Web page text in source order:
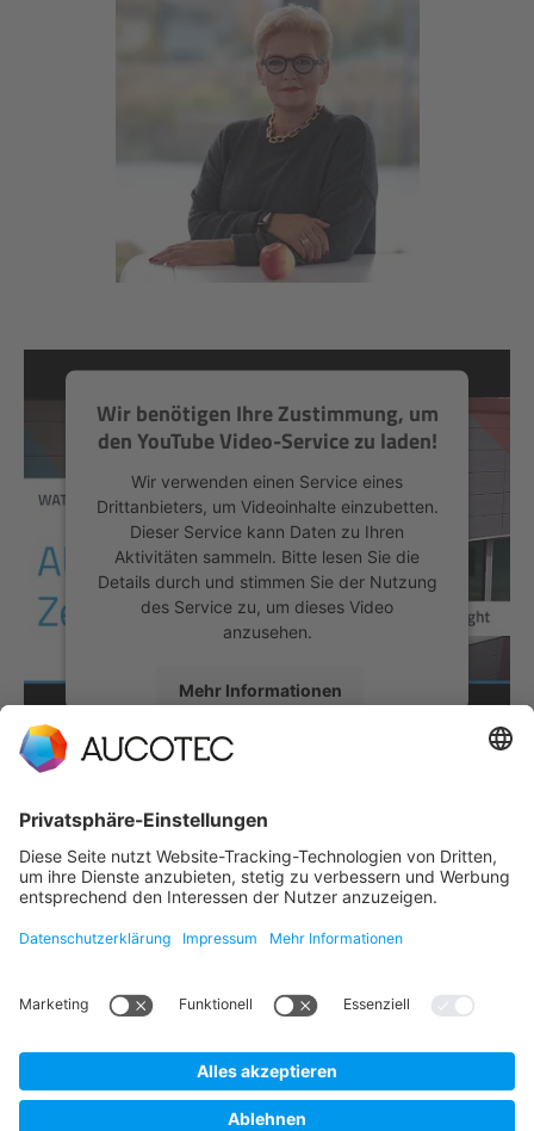
Wir benötigen Ihre Zustimmung, um
den YouTube Video-Service zu laden!
Wir verwenden einen Service eines
Drittanbieters, um Videoinhalte einzubetten.
Dieser Service kann Daten zu Ihren
Aktivitäten sammeln. Bitte lesen Sie die
Details durch und stimmen Sie der Nutzung
des Service zu, um dieses Video
anzusehen.
Mehr Informationen
Akzeptieren
Management Platform
MEHR VON AUCOTEC:
KONTAKT
KONTAKT AUFNEHMEN